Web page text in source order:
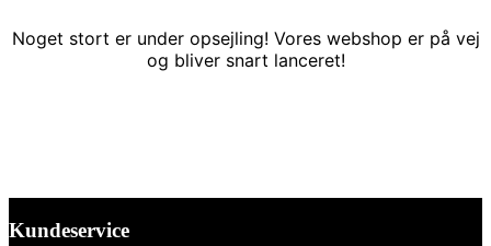
Noget stort er under opsejling! Vores webshop er på vej
og bliver snart lanceret!
Kundeservice